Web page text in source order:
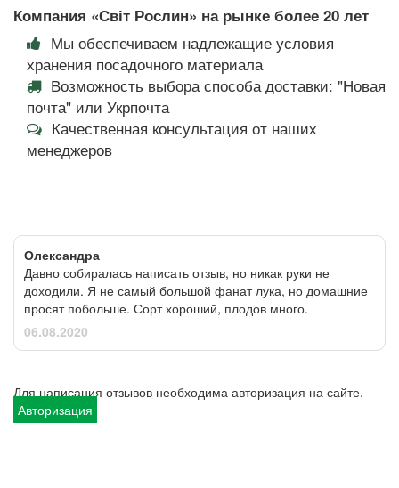
Компания «Світ Рослин» на рынке более 20 лет
Мы обеспечиваем надлежащие условия
хранения посадочного материала
Возможность выбора способа доставки: "Новая
почта" или Укрпочта
Качественная консультация от наших
менеджеров
Олександра
Давно собиралась написать отзыв, но никак руки не
доходили. Я не самый большой фанат лука, но домашние
просят побольше. Сорт хороший, плодов много.
06.08.2020
Для написания отзывов необходима авторизация на сайте.
Авторизация